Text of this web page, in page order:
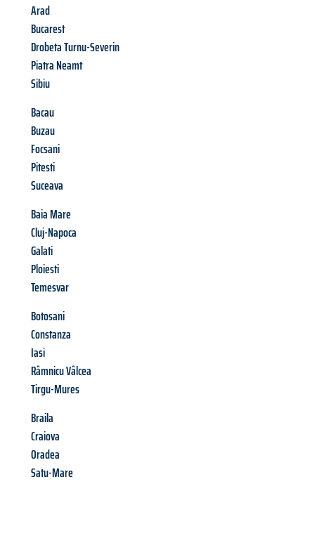
Arad
Bucarest
Drobeta Turnu-Severin
Piatra Neamt
Sibiu
Bacau
Buzau
Focsani
Pitesti
Suceava
Baia Mare
Cluj-Napoca
Galati
Ploiesti
Temesvar
Botosani
Constanza
Iasi
Râmnicu Vâlcea
Tirgu-Mures
Braila
Craiova
Oradea
Satu-Mare